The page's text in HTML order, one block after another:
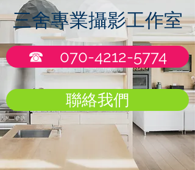
三舍專業攝影工作室
☎ 070-4212-5774
聯絡我們